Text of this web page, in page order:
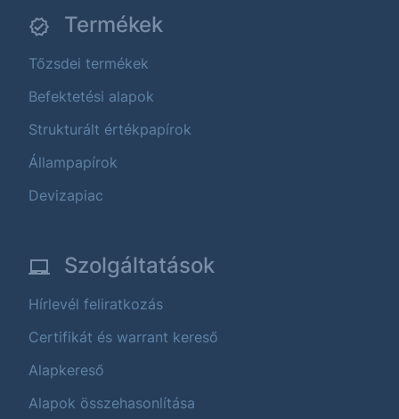
Termékek
Tőzsdei termékek
Befektetési alapok
Strukturált értékpapírok
Állampapírok
Devizapiac
Szolgáltatások
Hírlevél feliratkozás
Certifikát és warrant kereső
Alapkereső
Alapok összehasonlítása